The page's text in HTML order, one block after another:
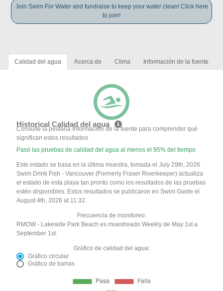
Join Swim For Water and fundraise to keep your water clean! Click here
to join!
Calidad del agua Acerca de Clima Información de la fuente
Historical Calidad del agua
Consulte la pestaña Información de la fuente para comprender qué
significan estos resultados
Pasó las pruebas de calidad del agua al menos el 95% del tiempo
Este estado se basa en la última muestra, tomada el July 29th, 2026
Swim Drink Fish - Vancouver (Formerly Fraser Riverkeeper) actualiza
el estado de esta playa tan pronto como los resultados de las pruebas
estén disponibles. Estos resultados se publicaron en Swim Guide el
August 4th, 2026 at 11:32.
Frecuencia de monitoreo:
RMOW - Lakeside Park Beach es muestreado Weekly de May 1st a
September 1st.
Gráfico de calidad del agua:
Gráfico circular
Gráfico de barras